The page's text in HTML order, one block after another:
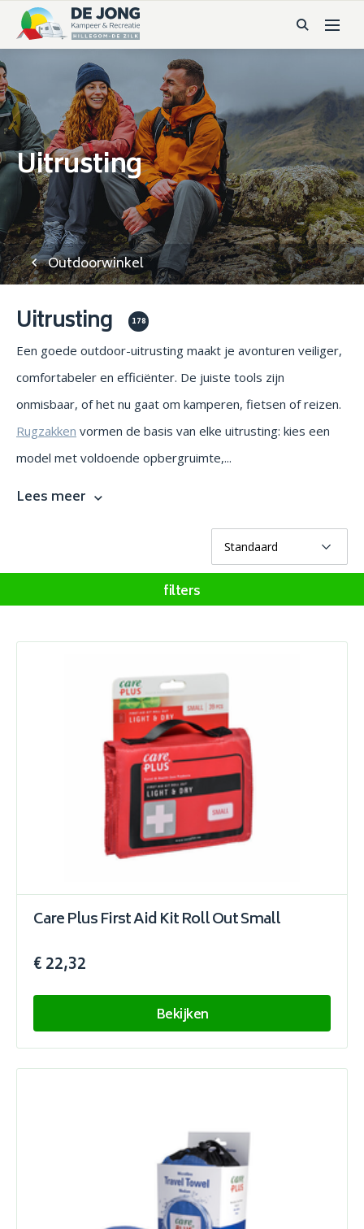
Uitrusting
Outdoorwinkel
Uitrusting 178
Een goede outdoor-uitrusting maakt je avonturen veiliger,
comfortabeler en efficiënter. De juiste tools zijn
onmisbaar, of het nu gaat om kamperen, fietsen of reizen.
Rugzakken vormen de basis van elke uitrusting: kies een
model met voldoende opbergruimte,...
Lees meer
filters
Care Plus First Aid Kit Roll Out Small
€ 22,32
Bekijken